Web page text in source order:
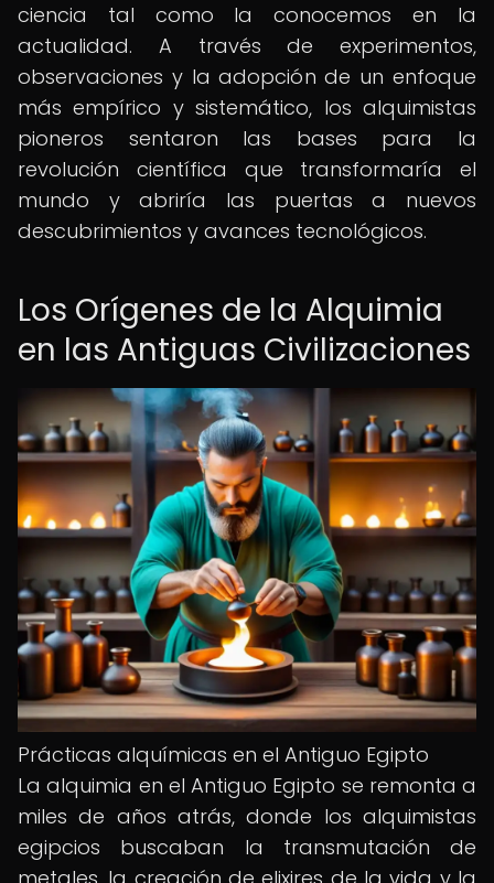
ciencia tal como la conocemos en la
actualidad. A través de experimentos,
observaciones y la adopción de un enfoque
más empírico y sistemático, los alquimistas
pioneros sentaron las bases para la
revolución científica que transformaría el
mundo y abriría las puertas a nuevos
descubrimientos y avances tecnológicos.
Los Orígenes de la Alquimia
en las Antiguas Civilizaciones
Prácticas alquímicas en el Antiguo Egipto
La alquimia en el Antiguo Egipto se remonta a
miles de años atrás, donde los alquimistas
egipcios buscaban la transmutación de